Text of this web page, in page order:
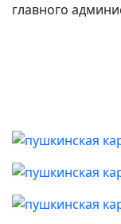
главного